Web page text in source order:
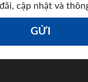
cập nhật và
GỬI